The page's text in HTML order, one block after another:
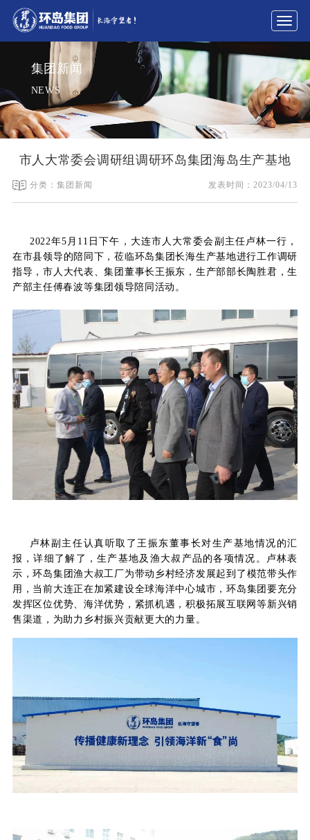
展
开
导
航
集团新闻
NEWS
市人大常委会调研组调研环岛集团海岛生产基地
分类：集团新闻 发表时间：2023/04/13
2022年5月11日下午，大连市人大常委会副主任卢林一行，
在市县领导的陪同下，莅临环岛集团长海生产基地进行工作调研
指导，市人大代表、集团董事长王振东，生产部部长陶胜君，生
产部主任傅春波等集团领导陪同活动。
卢林副主任认真听取了王振东董事长对生产基地情况的汇
报，详细了解了，生产基地及渔大叔产品的各项情况。卢林表
示，环岛集团渔大叔工厂为带动乡村经济发展起到了模范带头作
用， 当前大连正在加紧建设全球海洋中心城市，环岛集团要充分
发挥区位优势、海洋优势，紧抓机遇，积极拓展互联网等新兴销
售渠道，为助力乡村振兴贡献更大的力量。